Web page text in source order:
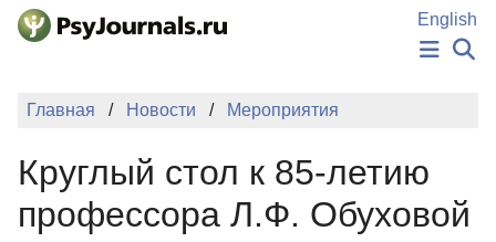
Перейти к основному содержанию
English
НОВОСТИ
ПОДАТЬ РУКОПИСЬ
БАЗА ЗНАНИЙ
КЛЮЧЕВЫЕ СЛОВА
Главная Новости Мероприятия
Круглый стол к 85-летию
профессора Л.Ф. Обуховой